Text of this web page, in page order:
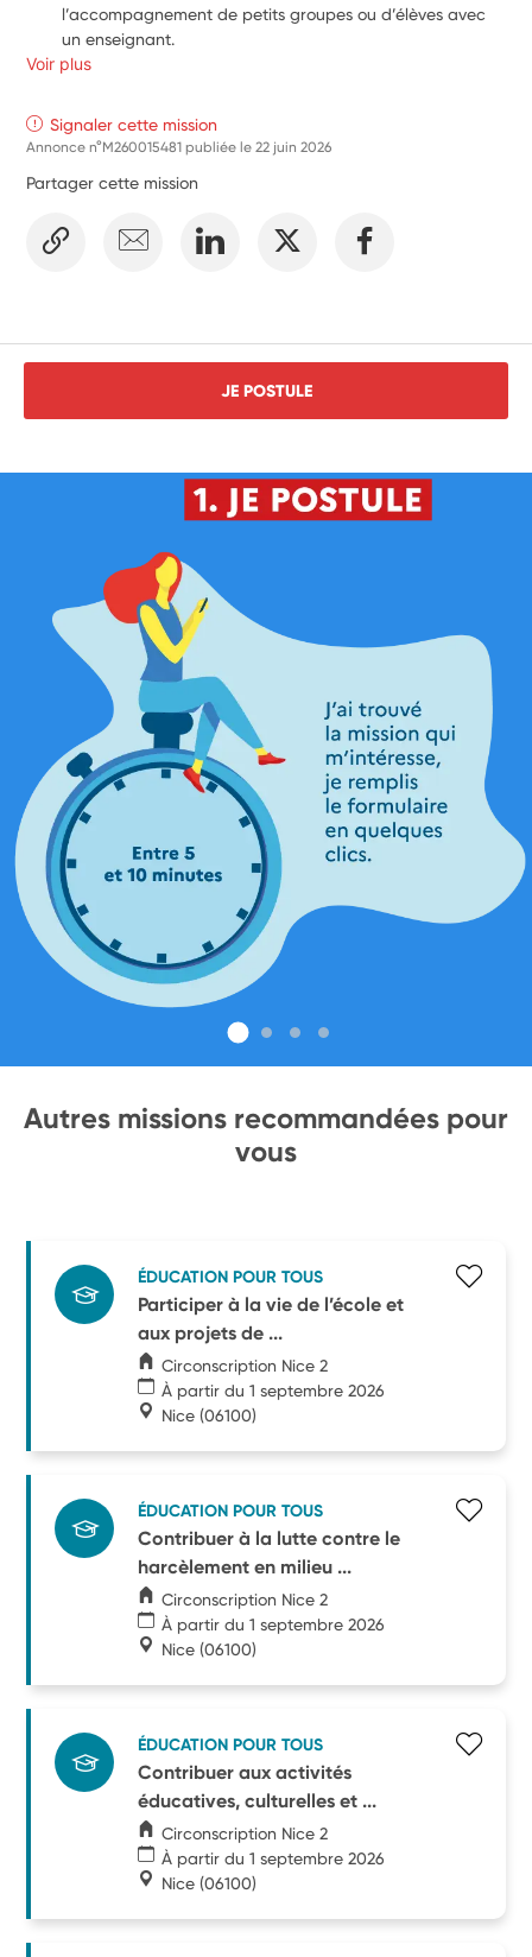
l’accompagnement de petits groupes ou d’élèves avec
un enseignant.
Participer à des actions et projets artistiques, culturels et
enseignants et intervenants, participer aux ateliers
(préparation du matériel), accompagner lors de
» et « Aisance aquatique », et assistance aux
matériel lors de divers activités
Voir plus
Signaler cette mission
Annonce n°M260015481 publiée le22 juin 2026
Partager cette mission
JE POSTULE
Autres missions recommandées pour
vous
ÉDUCATION POUR TOUS
Participer à la vie de l’école et
aux projets de ...
Circonscription Nice 2
À partir du 1 septembre 2026
Nice (06100)
ÉDUCATION POUR TOUS
Contribuer à la lutte contre le
harcèlement en milieu ...
Circonscription Nice 2
À partir du 1 septembre 2026
Nice (06100)
ÉDUCATION POUR TOUS
Contribuer aux activités
éducatives, culturelles et ...
Circonscription Nice 2
À partir du 1 septembre 2026
Nice (06100)